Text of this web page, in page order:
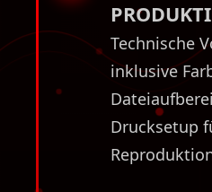
Technische
inklusive
Drucksetup